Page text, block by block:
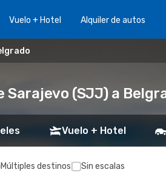
Vuelo + Hotel Alquiler de autos
Sarajevo (SJJ) a
Vuelo + Hotel
Múltiples destinos Sin escalas